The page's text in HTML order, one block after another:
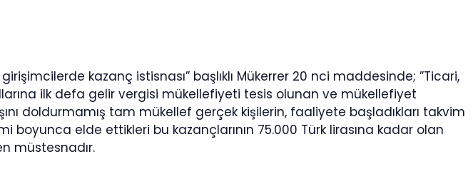
kazanç istisnası” başlıklı Mükerrer 20 nci maddesinde; ”Ticari,
ilk defa gelir vergisi mükellefiyeti tesis olunan ve mükellefiyet
doldurmamış tam mükellef gerçek kişilerin, faaliyete başladıkları takvim
boyunca elde ettikleri bu kazançlarının 75.000 Türk lirasına kadar olan
müstesnadır.